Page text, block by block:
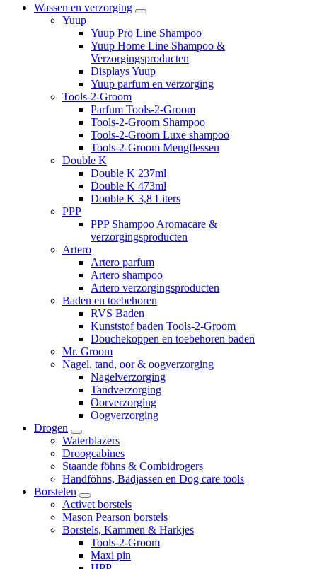
Wassen en verzorging
Yuup
Yuup Pro Line Shampoo
Yuup Home Line Shampoo &
Verzorgingsproducten
Displays Yuup
Yuup parfum en verzorging
Tools-2-Groom
Parfum Tools-2-Groom
Tools-2-Groom Shampoo
Tools-2-Groom Luxe shampoo
Tools-2-Groom Mengflessen
Double K
Double K 237ml
Double K 473ml
Double K 3,8 Liters
PPP
PPP Shampoo Aromacare &
verzorgingsproducten
Artero
Artero parfum
Artero shampoo
Artero verzorgingsproducten
Baden en toebehoren
RVS Baden
Kunststof baden Tools-2-Groom
Douchekoppen en toebehoren baden
Mr. Groom
Nagel, tand, oor & oogverzorging
Nagelverzorging
Tandverzorging
Oorverzorging
Oogverzorging
Drogen
Waterblazers
Droogcabines
Staande föhns & Combidrogers
Handföhns, Badjassen en Dog care tools
Borstelen
Activet borstels
Mason Pearson borstels
Borstels, Kammen & Harkjes
Tools-2-Groom
Maxi pin